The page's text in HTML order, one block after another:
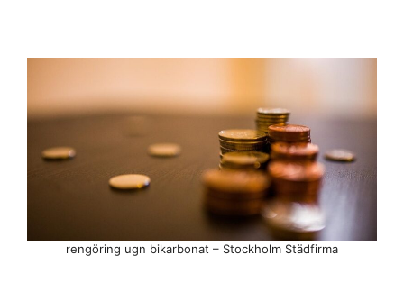
rengöring ugn bikarbonat – Stockholm Städfirma